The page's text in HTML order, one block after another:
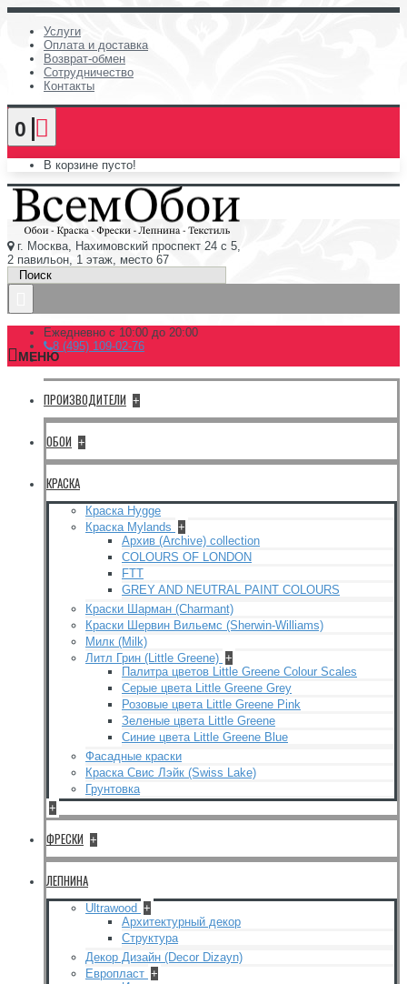
Услуги
Оплата и доставка
Возврат-обмен
Сотрудничество
Контакты
0
В корзине пусто!
г. Москва, Нахимовский проспект 24 с 5,
2 павильон, 1 этаж, место 67
Ежедневно с 10:00 до 20:00
8 (495) 109-02-76
МЕНЮ
ПРОИЗВОДИТЕЛИ +
ОБОИ +
КРАСКА
Краска Hygge
Краска Mylands +
Архив (Archive) collection
COLOURS OF LONDON
FTT
GREY AND NEUTRAL PAINT COLOURS
Краски Шарман (Charmant)
Краски Шервин Вильемс (Sherwin-Williams)
Милк (Milk)
Литл Грин (Little Greene) +
Палитра цветов Little Greene Colour Scales
Серые цвета Little Greene Grey
Розовые цвета Little Greene Pink
Зеленые цвета Little Greene
Синие цвета Little Greene Blue
Фасадные краски
Краска Свис Лэйк (Swiss Lake)
Грунтовка
+
ФРЕСКИ +
ЛЕПНИНА
Ultrawood +
Архитектурный декор
Структура
Декор Дизайн (Decor Dizayn)
Европласт +